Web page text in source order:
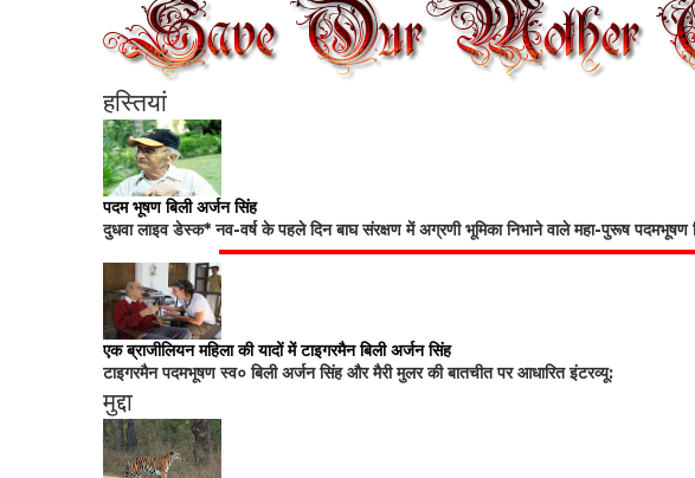
हस्तियां
पदम भूषण बिली अर्जन सिंह
दुधवा लाइव डेस्क* नव-वर्ष के पहले दिन बाघ संरक्षण में अग्रणी भूमिका निभाने वाले महा-पुरूष पदमभूषण
एक ब्राजीलियन महिला की यादों में टाइगरमैन बिली अर्जन सिंह
टाइगरमैन पदमभूषण स्व० बिली अर्जन सिंह और मैरी मुलर की बातचीत पर आधारित इंटरव्यू:
मुद्दा